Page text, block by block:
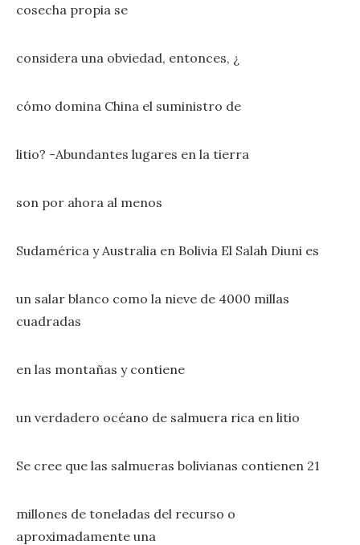
cosecha propia se
considera una obviedad, entonces, ¿
cómo domina China el suministro de
litio? -Abundantes lugares en la tierra
son por ahora al menos
Sudamérica y Australia en Bolivia El Salah Diuni es
un salar blanco como la nieve de 4000 millas
cuadradas
en las montañas y contiene
un verdadero océano de salmuera rica en litio
Se cree que las salmueras bolivianas contienen 21
millones de toneladas del recurso o
aproximadamente una